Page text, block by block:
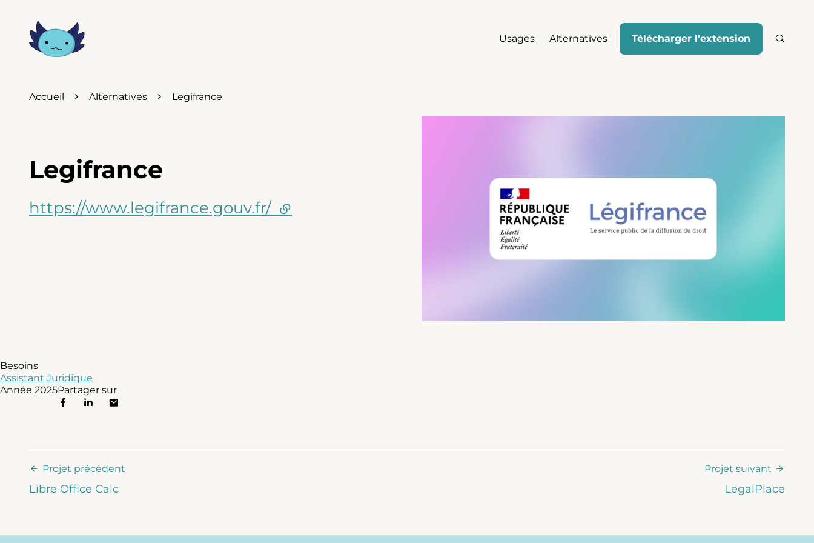
Usages Alternatives Télécharger l’extension
Accueil Alternatives Legifrance
Legifrance
https://www.legifrance.gouv.fr/ (lien externe)
Besoins
Assistant Juridique
Année 2025Partager sur
Projet précédent
Libre Office Calc
Projet suivant
LegalPlace